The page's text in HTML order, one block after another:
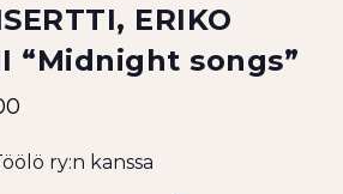
ERIKO
“Midnight songs”
ry:n kanssa